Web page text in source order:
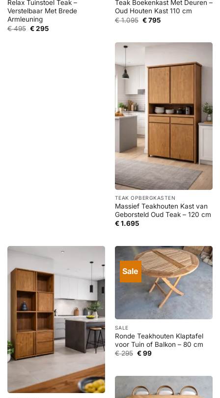
Relax Tuinstoel Teak –
Verstelbaar Met Brede
Armleuning
€495 Oorspronkelijke
€295Huidige
Teak Boekenkast Met Deuren –
Oud Houten Kast 110 cm
€1.095 Oorspronkelijke
€795Huidige
TEAK OPBERGKASTEN
Massief Teakhouten Kast van
Geborsteld Oud Teak – 120 cm
€1.695
Sale
SALE
Ronde Teakhouten Klaptafel
voor Tuin of Balkon – 80 cm
€295 Oorspronkelijke
€99Huidige